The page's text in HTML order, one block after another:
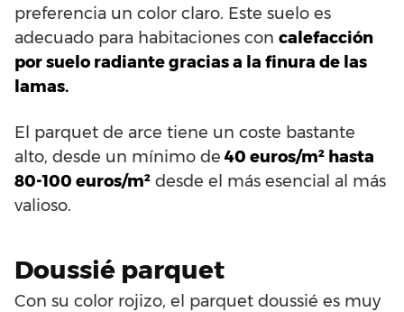
preferencia un color claro. Este suelo es
adecuado para habitaciones con calefacción
por suelo radiante gracias a la finura de las
lamas.
El parquet de arce tiene un coste bastante
alto, desde un mínimo de 40 euros/m² hasta
80-100 euros/m² desde el más esencial al más
valioso.
Doussié parquet
Con su color rojizo, el parquet doussié es muy